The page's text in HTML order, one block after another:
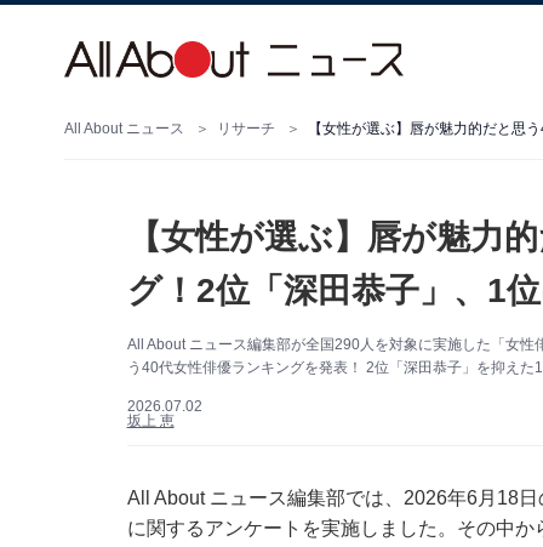
All About ニュース リサーチ 【女性が選ぶ】唇が魅力的だと思
【女性が選ぶ】唇が魅力
グ！2位「深田恭子」、1
All About ニュース編集部が全国290人を対象に実施した「女
う40代女性俳優ランキングを発表！ 2位「深田恭子」を抑え
2026.07.02
坂上 恵
All About ニュース編集部では、2026年6月18
に関するアンケートを実施しました。その中